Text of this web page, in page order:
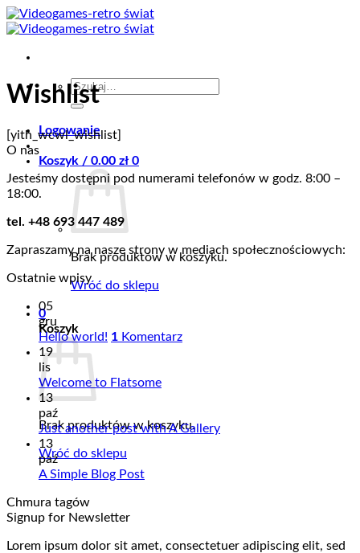
Przewiń
do
Szukaj:
Logowanie
Koszyk / 0.00 zł 0
Brak produktów w koszyku.
Wróć do sklepu
0
Koszyk
Brak produktów w koszyku.
Wróć do sklepu
Wishlist
[yith_wcwl_wishlist]
O nas
Jesteśmy dostępni pod numerami telefonów w godz. 8:00 –
18:00.
tel. +48 693 447 489
Zapraszamy na nasze strony w mediach społecznościowych:
Ostatnie wpisy
05
gru
Hello world! 1 Komentarz
19
lis
Welcome to Flatsome
13
paź
Just another post with A Gallery
13
paź
A Simple Blog Post
Chmura tagów
Signup for Newsletter
Lorem ipsum dolor sit amet, consectetuer adipiscing elit, sed